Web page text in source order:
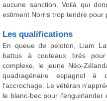
aucune sanction. Voilà qui
estiment Norris trop tendre pour
Les qualifications
En queue de peloton, Liam
battus à couteaux tirés
complexe, le jeune Néo-
quadragénaire espagnol à
l'accrochage. Le vétéran
le blanc-bec pour